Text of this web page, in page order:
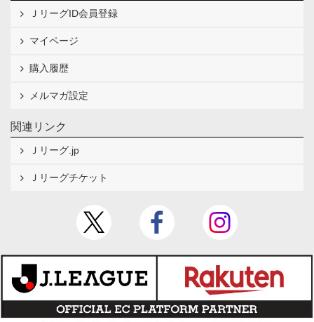
ＪリーグID会員登録
マイページ
購入履歴
メルマガ設定
関連リンク
Ｊリーグ.jp
Ｊリーグチケット